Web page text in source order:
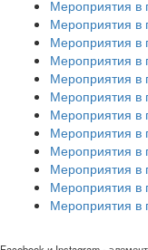
Мероприятия в
Мероприятия в
Мероприятия в
Мероприятия в
Мероприятия в
Мероприятия в
Мероприятия в
Мероприятия в
Мероприятия в
Мероприятия в
Мероприятия в
Мероприятия в